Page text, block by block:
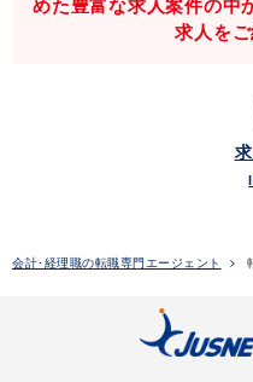
めた豊富な求人案件の中
求人をご
会計･経理職の転職専門エージェント